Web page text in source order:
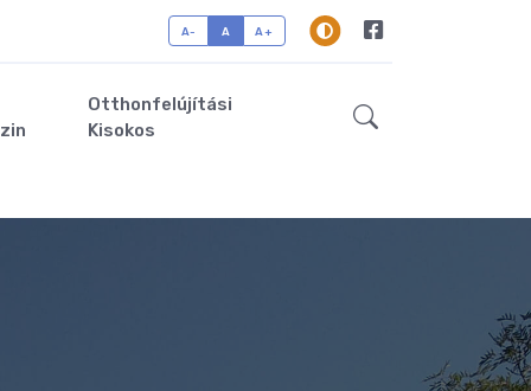
A- A A+
Otthonfelújítási
Kisokos